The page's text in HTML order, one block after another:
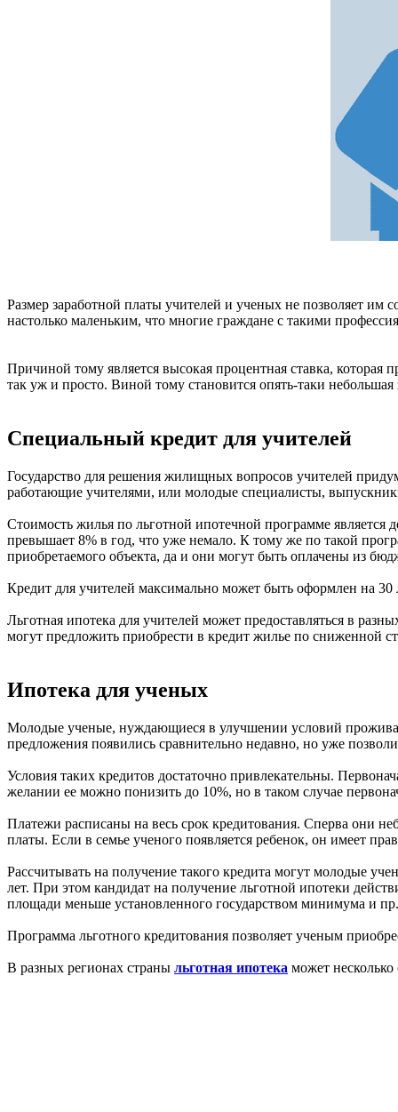
Размер заработной платы учителей и ученых не позволяет им
настолько маленьким, что многие граждане с такими
Причиной тому является высокая процентная ставка, которая
так уж и просто. Виной тому становится опять-таки небольшая
Специальный кредит для учителей
Государство для решения жилищных вопросов учителей
работающие учителями, или молодые специалисты,
Стоимость жилья по льготной ипотечной программе
превышает 8% в год, что уже немало. К тому же по такой
приобретаемого объекта, да и они могут быть оплачены из
Кредит для учителей максимально может быть оформлен на 30
Льготная ипотека для учителей может предоставляться в
могут предложить приобрести в кредит жилье по сниженной
Ипотека для ученых
Молодые ученые, нуждающиеся в улучшении условий
предложения появились сравнительно недавно, но уже
Условия таких кредитов достаточно привлекательны.
желании ее можно понизить до 10%, но в таком случае
Платежи расписаны на весь срок кредитования. Сперва они
платы. Если в семье ученого появляется ребенок, он имеет
Рассчитывать на получение такого кредита могут молодые
лет. При этом кандидат на получение льготной ипотеки
площади меньше установленного государством минимума и
Программа льготного кредитования позволяет ученым
В разных регионах страны льготная ипотека может